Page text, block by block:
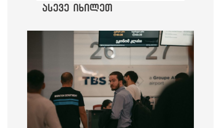
ასევე იხილეთ